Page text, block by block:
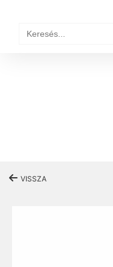
for:
VISSZA